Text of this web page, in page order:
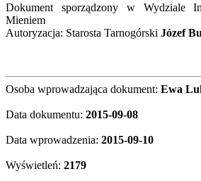
Dokument sporządzony w Wydziale
Mieniem
Autoryzacja: Starosta Tarnogórski Józef
Osoba wprowadzająca dokument: Ewa
Data dokumentu: 2015-09-08
Data wprowadzenia: 2015-09-10
Wyświetleń: 2179